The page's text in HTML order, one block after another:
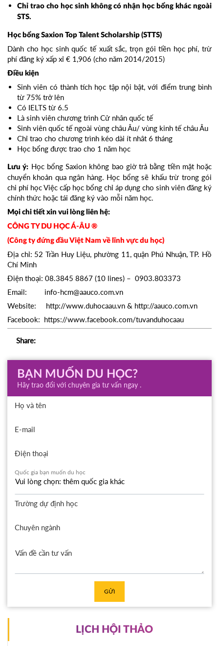
Chỉ trao cho học sinh không có nhận học bổng khác ngoài
STS.
Học bổng Saxion Top Talent Scholarship (STTS)
Dành cho học sinh quốc tế xuất sắc, trọn gói tiền học phí, trừ
phí đăng ký xấp xỉ € 1,906 (cho năm 2014/2015)
Điều kiện
Sinh viên có thành tích học tập nội bật, với điểm trung bình
từ 75% trở lên
Có IELTS từ 6.5
Là sinh viên chương trình Cử nhân quốc tế
Sinh viên quốc tế ngoài vùng châu Âu/ vùng kinh tế châu Âu
Chỉ trao cho chương trình kéo dài ít nhât 6 tháng
Học bổng được trao cho 1 năm học
Lưu ý: Học bổng Saxion không bao giờ trả bằng tiền mặt hoặc
chuyển khoản qua ngân hàng. Học bổng sẽ khấu trừ trong gói
chi phí học Việc cấp học bổng chỉ áp dụng cho sinh viên đăng ký
chính thức hoặc tái đăng ký vào mỗi năm học.
Mọi chi tiết xin vui lòng liên hệ:
CÔNG TY DU HỌC Á-ÂU ®
(Công ty đứng đầu Việt Nam về lĩnh vực du học)
Địa chỉ: 52 Trần Huy Liệu, phường 11, quận Phú Nhuận, TP. Hồ
Chí Minh
Điện thoại: 08.3845 8867 (10 lines) – 0903.803373
Email: info-hcm@aauco.com.vn
Website: http://www.duhocaau.vn & http://aauco.com.vn
Facebook: https://www.facebook.com/tuvanduhocaau
Share:
BẠN MUỐN DU HỌC?
Hãy trao đổi với chuyên gia tư vấn ngay .
Họ và tên
E-mail
Điện thoại
Quốc gia bạn muốn du học
Trường dự định học
Chuyên ngành
GỬI
LỊCH HỘI THẢO